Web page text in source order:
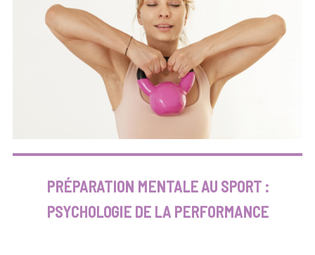
PRÉPARATION MENTALE AU SPORT :
PSYCHOLOGIE DE LA PERFORMANCE